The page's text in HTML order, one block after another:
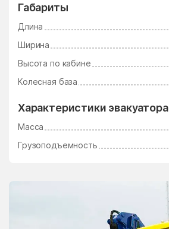
Габариты
Длина
Ширина
Высота по кабине
Колесная база
Характеристики эвакуатора
Масса
Грузоподъемность
Юность
Яхрома